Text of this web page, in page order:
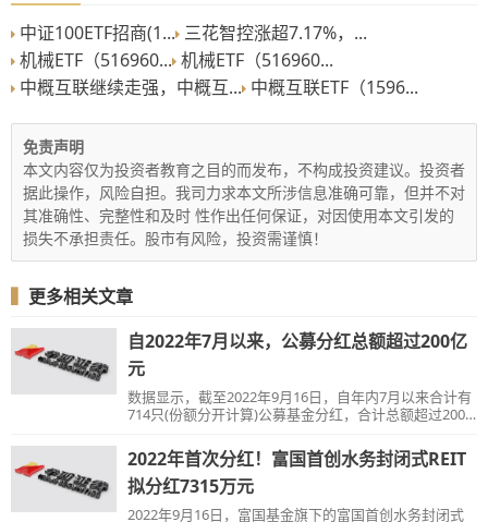
中证100ETF招商(1... 三花智控涨超7.17%，...
机械ETF（516960... 机械ETF（516960...
中概互联继续走强，中概互... 中概互联ETF（1596...
免责声明
本文内容仅为投资者教育之目的而发布，不构成投资建议。投资者
据此操作，风险自担。我司力求本文所涉信息准确可靠，但并不对
其准确性、完整性和及时 性作出任何保证，对因使用本文引发的
损失不承担责任。股市有风险，投资需谨慎！
▍ 更多相关文章
自2022年7月以来，公募分红总额超过200亿
元
数据显示，截至2022年9月16日，自年内7月以来合计有
714只(份额分开计算)公募基金分红，合计总额超过200
2022年首次分红！富国首创水务封闭式REIT
拟分红7315万元
2022年9月16日，富国基金旗下的富国首创水务封闭式